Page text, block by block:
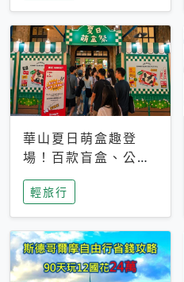
華山夏日萌盒趣登
場！百款盲盒、公仔
與人氣IP暑假一次開
箱
輕旅行